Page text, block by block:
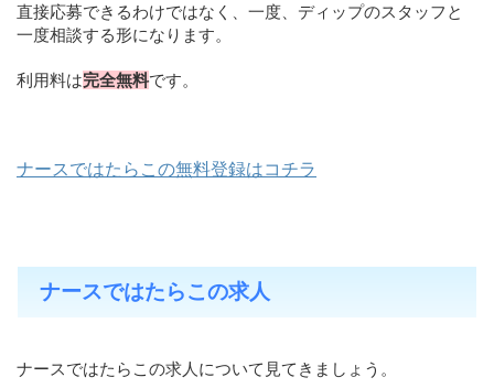
直接応募できるわけではなく、一度、ディップのスタッフと
一度相談する形になります。
利用料は完全無料です。
ナースではたらこの無料登録はコチラ
ナースではたらこの求人
ナースではたらこの求人について見てきましょう。